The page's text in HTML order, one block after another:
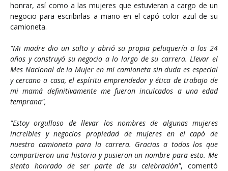
honrar, así como a las mujeres que estuvieran a cargo de un
negocio para escribirlas a mano en el capó color azul de su
camioneta.
"Mi madre dio un salto y abrió su propia peluquería a los 24
años y construyó su negocio a lo largo de su carrera. Llevar el
Mes Nacional de la Mujer en mi camioneta sin duda es especial
y cercano a casa, el espíritu emprendedor y ética de trabajo de
mi mamá definitivamente me fueron inculcados a una edad
temprana",
"Estoy orgulloso de llevar los nombres de algunas mujeres
increíbles y negocios propiedad de mujeres en el capó de
nuestro camioneta para la carrera. Gracias a todos los que
compartieron una historia y pusieron un nombre para esto. Me
siento honrado de ser parte de su celebración", comentó